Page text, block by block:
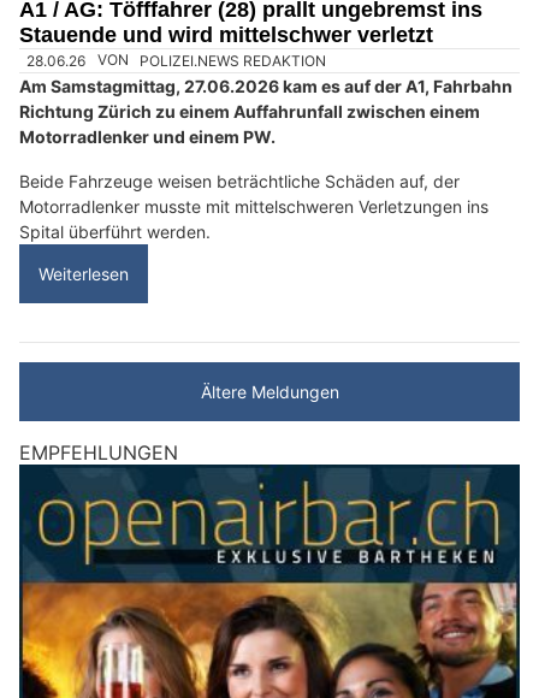
A1 / AG: Töfffahrer (28) prallt ungebremst ins
Stauende und wird mittelschwer verletzt
28.06.26 VON POLIZEI.NEWS REDAKTION
Am Samstagmittag, 27.06.2026 kam es auf der A1, Fahrbahn
Richtung Zürich zu einem Auffahrunfall zwischen einem
Motorradlenker und einem PW.
Beide Fahrzeuge weisen beträchtliche Schäden auf, der
Motorradlenker musste mit mittelschweren Verletzungen ins
Spital überführt werden.
Weiterlesen
Ältere Meldungen
EMPFEHLUNGEN